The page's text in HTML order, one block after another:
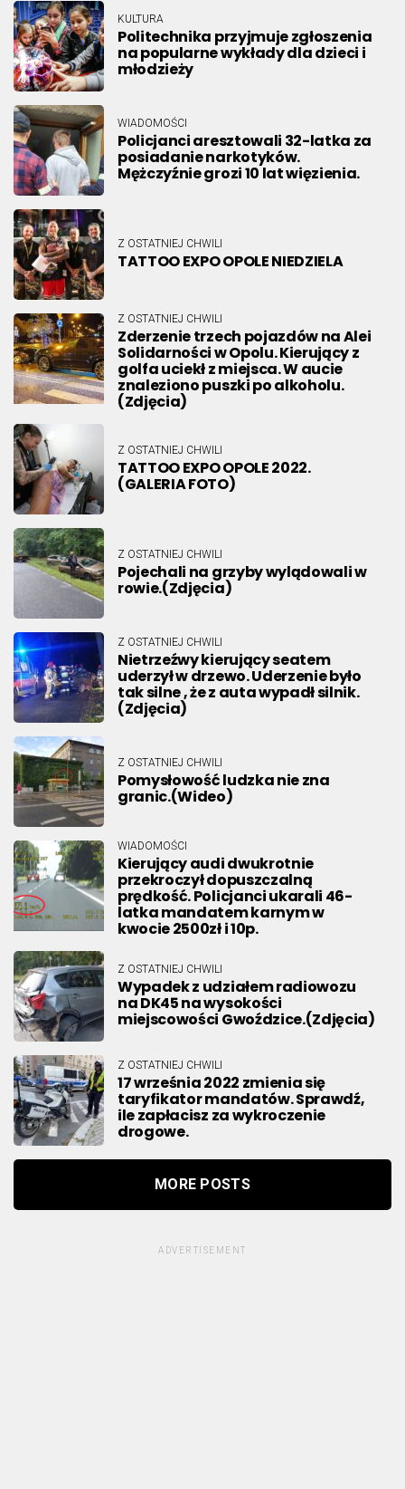
KULTURA
Politechnika przyjmuje zgłoszenia
na popularne wykłady dla dzieci i
młodzieży
WIADOMOŚCI
Policjanci aresztowali 32-latka za
posiadanie narkotyków.
Mężczyźnie grozi 10 lat więzienia.
Z OSTATNIEJ CHWILI
TATTOO EXPO OPOLE NIEDZIELA
Z OSTATNIEJ CHWILI
Zderzenie trzech pojazdów na Alei
Solidarności w Opolu. Kierujący z
golfa uciekł z miejsca. W aucie
znaleziono puszki po alkoholu.
(Zdjęcia)
Z OSTATNIEJ CHWILI
TATTOO EXPO OPOLE 2022.
(GALERIA FOTO)
Z OSTATNIEJ CHWILI
Pojechali na grzyby wylądowali w
rowie.(Zdjęcia)
Z OSTATNIEJ CHWILI
Nietrzeźwy kierujący seatem
uderzył w drzewo. Uderzenie było
tak silne , że z auta wypadł silnik.
(Zdjęcia)
Z OSTATNIEJ CHWILI
Pomysłowość ludzka nie zna
granic.(Wideo)
WIADOMOŚCI
Kierujący audi dwukrotnie
przekroczył dopuszczalną
prędkość. Policjanci ukarali 46-
latka mandatem karnym w
kwocie 2500zł i 10p.
Z OSTATNIEJ CHWILI
Wypadek z udziałem radiowozu
na DK45 na wysokości
miejscowości Gwoździce.(Zdjęcia)
Z OSTATNIEJ CHWILI
17 września 2022 zmienia się
taryfikator mandatów. Sprawdź,
ile zapłacisz za wykroczenie
drogowe.
MORE POSTS
ADVERTISEMENT